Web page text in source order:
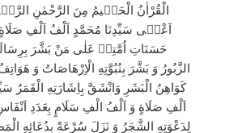
الْقُرْاٰنُ الْحَكٖيمُ مِنَ الرَّحْمٰنِ
اَعْنٖى سَيِّدِنَا مُحَمَّدٍ اَلْفُ اَلْفِ
حَسَنَاتِ اُمَّتِهٖ عَلٰى مَنْ بَشَّرَ
الزَّبُورُ وَ بَشَّرَ بِنُبُوَّتِهِ الْاِرْهَاصَاتُ وَ
كَوَاهِنُ الْبَشَرِ وَانْشَقَّ بِاِشَارَتِهِ الْقَمَرُ
اَلْفِ صَلَاةٍ وَ اَلْفُ الْفِ سَلَامٍ بِعَدَدِ
لِدَعْوَتِهِ الشَّجَرُ وَ نَزَلَ سُرْعَةً بِدُعَائِهِ